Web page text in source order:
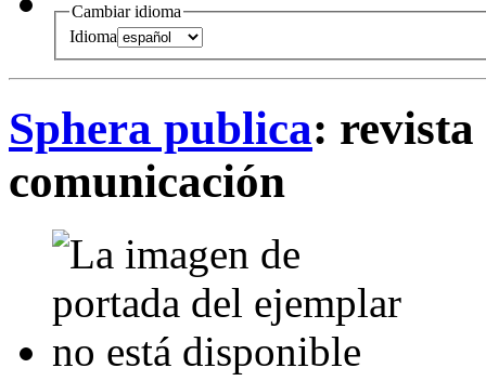
Cambiar idioma
Idioma
Sphera publica: revista
comunicación